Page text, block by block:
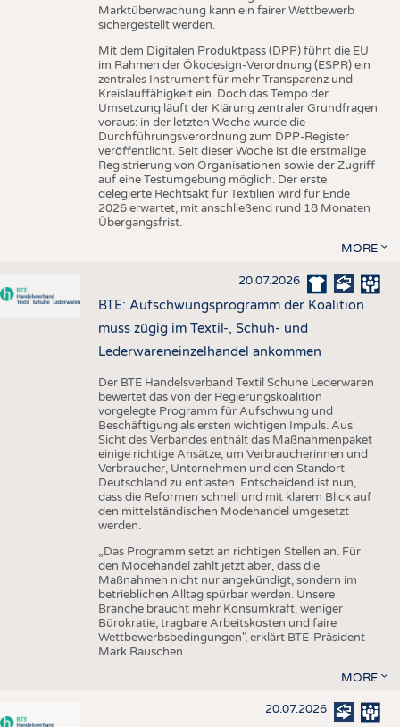
Marktüberwachung kann ein fairer Wettbewerb
sichergestellt werden.
Mit dem Digitalen Produktpass (DPP) führt die EU
im Rahmen der Ökodesign-Verordnung (ESPR) ein
zentrales Instrument für mehr Transparenz und
Kreislauffähigkeit ein. Doch das Tempo der
Umsetzung läuft der Klärung zentraler Grundfragen
voraus: in der letzten Woche wurde die
Durchführungsverordnung zum DPP-Register
veröffentlicht. Seit dieser Woche ist die erstmalige
Registrierung von Organisationen sowie der Zugriff
auf eine Testumgebung möglich. Der erste
delegierte Rechtsakt für Textilien wird für Ende
2026 erwartet, mit anschließend rund 18 Monaten
Übergangsfrist.
MORE
20.07.2026
BTE: Aufschwungsprogramm der Koalition
muss zügig im Textil-, Schuh- und
Lederwareneinzelhandel ankommen
Der BTE Handelsverband Textil Schuhe Lederwaren
bewertet das von der Regierungskoalition
vorgelegte Programm für Aufschwung und
Beschäftigung als ersten wichtigen Impuls. Aus
Sicht des Verbandes enthält das Maßnahmenpaket
einige richtige Ansätze, um Verbraucherinnen und
Verbraucher, Unternehmen und den Standort
Deutschland zu entlasten. Entscheidend ist nun,
dass die Reformen schnell und mit klarem Blick auf
den mittelständischen Modehandel umgesetzt
werden.
„Das Programm setzt an richtigen Stellen an. Für
den Modehandel zählt jetzt aber, dass die
Maßnahmen nicht nur angekündigt, sondern im
betrieblichen Alltag spürbar werden. Unsere
Branche braucht mehr Konsumkraft, weniger
Bürokratie, tragbare Arbeitskosten und faire
Wettbewerbsbedingungen", erklärt BTE-Präsident
Mark Rauschen.
MORE
20.07.2026